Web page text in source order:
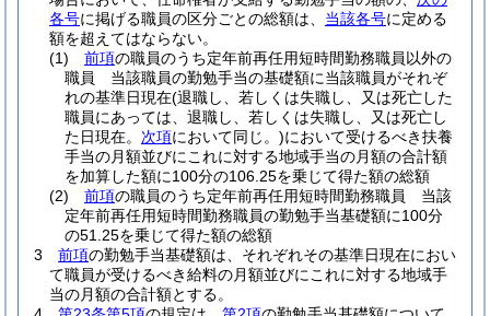
各号に掲げる職員の区分ごとの総額は、 当該各号に定める
額を超えてはならない。
(1)
前項の職員のうち定年前再任用短時間勤務職員以外の
職員 当該職員の勤勉手当の基礎額に当該職員がそれぞ
れの基準日現在(退職し、若しくは失職し、又は死亡した
職員にあっては、退職し、若しくは失職し、又は死亡し
た日現在。 次項において同じ。)において受けるべき扶養
手当の月額並びにこれに対する地域手当の月額の合計額
を加算した額に100分の106.25を乗じて得た額の総額
(2)
前項の職員のうち定年前再任用短時間勤務職員 当該
定年前再任用短時間勤務職員の勤勉手当基礎額に100分
の51.25を乗じて得た額の総額
3
前項の勤勉手当基礎額は、それぞれその基準日現在におい
て職員が受けるべき給料の月額並びにこれに対する地域手
当の月額の合計額とする。